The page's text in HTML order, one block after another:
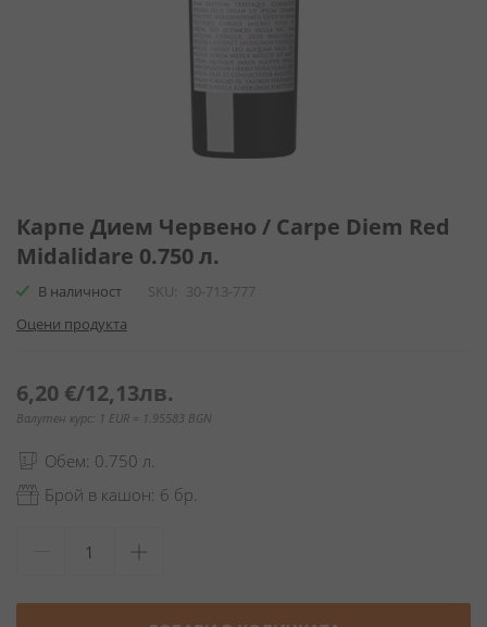
към
началото
на
галерия
снимки
Карпе Дием Червено / Carpe Diem Red
Midalidare 0.750 л.
В наличност SKU
30-713-777
Оцени продукта
6,20 €/12,13лв.
Валутен курс: 1 EUR = 1.95583 BGN
Обем: 0.750 л.
Брой в кашон: 6 бр.